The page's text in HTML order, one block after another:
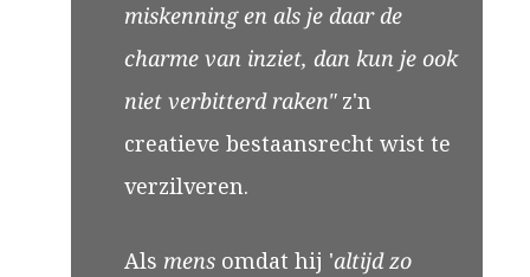
miskenning en als je daar de
charme van inziet, dan kun je ook
niet verbitterd raken"z'n
creatieve bestaansrecht wist te
verzilveren.
Als mens omdat hij 'altijd zo